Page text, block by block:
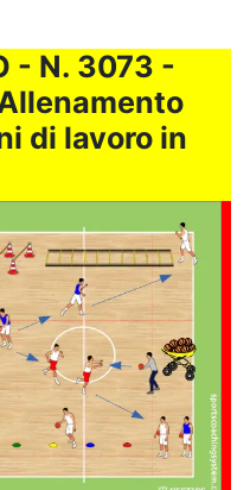
- N. 3073 -
di lavoro in